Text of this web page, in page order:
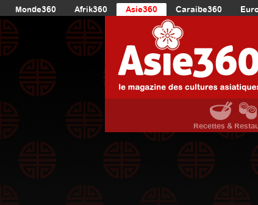
Monde360 Afrik360 Asie360 Caraibe360
Recettes &